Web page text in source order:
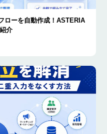
ローを自動作成！ASTERIA
介